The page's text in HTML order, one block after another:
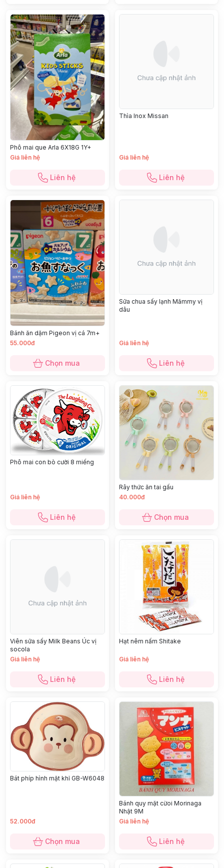
Phô mai que Arla 6X18G 1Y+
Giá liên hệ
Liên hệ
Thìa Inox Missan
Giá liên hệ
Liên hệ
Bánh ăn dặm Pigeon vị cá 7m+
55.000đ
Chọn mua
Sữa chua sấy lạnh Mămmy vị
dâu
Giá liên hệ
Liên hệ
Phô mai con bò cười 8 miếng
Giá liên hệ
Liên hệ
Rây thức ăn tai gấu
40.000đ
Chọn mua
Viên sữa sấy Milk Beans Úc vị
socola
Giá liên hệ
Liên hệ
Hạt nêm nấm Shitake
Giá liên hệ
Liên hệ
Bát phíp hình mặt khỉ GB-W6048
52.000đ
Chọn mua
Bánh quy mặt cừoi Morinaga
Nhật 9M
Giá liên hệ
Liên hệ